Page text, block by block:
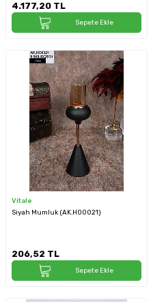
4.177,20 TL
Sepete Ekle
Vitale
Siyah Mumluk (AK.HO0021)
206,52 TL
Sepete Ekle